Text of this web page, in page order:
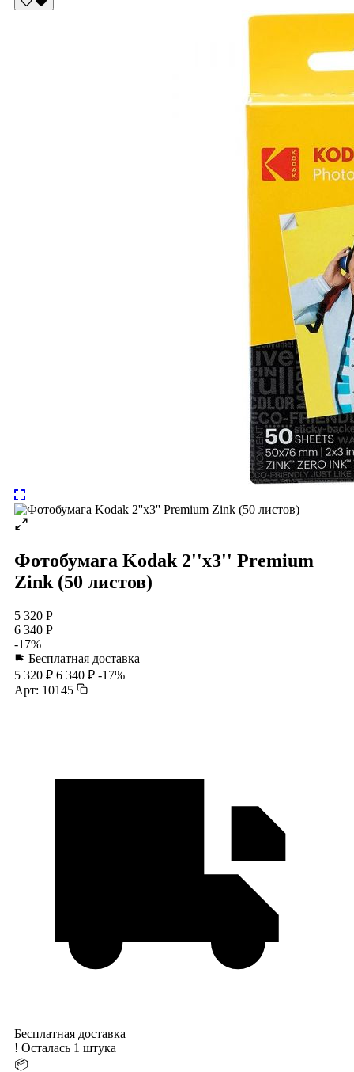
Фотобумага Kodak 2''x3'' Premium
Zink (50 листов)
5 320 Р
6 340 Р
-17%
Бесплатная доставка
5 320 ₽ 6 340 ₽ -17%
Арт: 10145
Бесплатная доставка
! Осталась 1 штука
📦